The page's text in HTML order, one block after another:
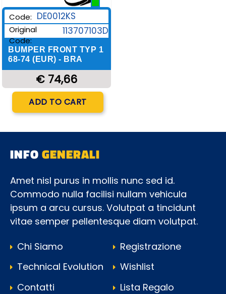
Code: DE0012KS
Original
Code:
113707103D
BUMPER FRONT TYP 1
68-74 (EUR) - BRA
€ 74,66
Quantity
ADD TO CART
INFOGENERALI
Amet nisl purus in mollis nunc sed id.
Commodo nulla facilisi nullam vehicula
ipsum a arcu cursus. Volutpat a tincidunt
vitae semper pellentesque diam volutpat.
Chi Siamo
Technical Evolution
Contatti
Registrazione
Wishlist
Lista Regalo